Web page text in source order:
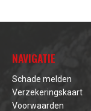
NAVIGATIE
Schade melden
Verzekeringskaart
Voorwaarden